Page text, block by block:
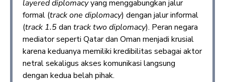
layered diplomacyyang menggabungkan jalur
formal (track one diplomacy) dengan jalur informal
(track 1.5dan track two diplomacy). Peran negara
mediator seperti Qatar dan Oman menjadi krusial
karena keduanya memiliki kredibilitas sebagai aktor
netral sekaligus akses komunikasi langsung
dengan kedua belah pihak.